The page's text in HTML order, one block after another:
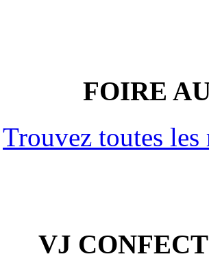
FOIRE
Trouvez toutes les
VJ